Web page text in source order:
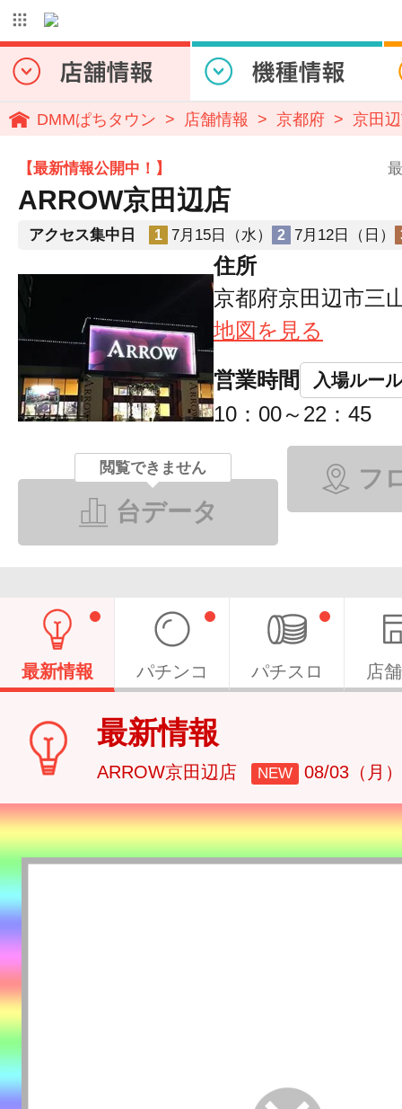
DMMぱちタウン 店舗情報 京都府 京田
【最新情報公開中！】
ARROW京田辺店
アクセス集中日 1 7月15日（水） 2 7月12日（日）
住所
京都府京田辺市三
地図を見る
営業時間 入場ルール
10：00～22：45
閲覧できません
台データ
フ
最新情報 パチンコ パチスロ 店
最新情報
ARROW京田辺店 NEW 08/03（月）